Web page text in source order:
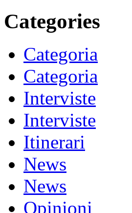
Categories
Categoria
Categoria
Interviste
Interviste
Itinerari
News
News
Opinioni